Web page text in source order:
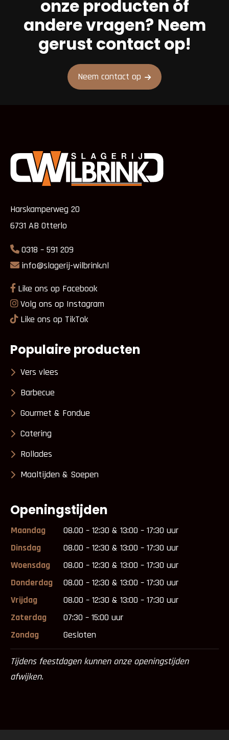
onze producten óf
andere vragen? Neem
gerust contact op!
Neem contact op
Harskamperweg 20
6731 AB Otterlo
0318 – 591 209
info@slagerij-wilbrink.nl
Like ons op Facebook
Volg ons op Instagram
Like ons op TikTok
Populaire producten
Vers vlees
Barbecue
Gourmet & Fondue
Catering
Rollades
Maaltijden & Soepen
Openingstijden
Maandag
08.00 – 12:30 & 13:00 – 17:30 uur
Dinsdag
08.00 – 12:30 & 13:00 – 17:30 uur
Woensdag
08.00 – 12:30 & 13:00 – 17:30 uur
Donderdag
08.00 – 12:30 & 13:00 – 17:30 uur
Vrijdag
08.00 – 12:30 & 13:00 – 17:30 uur
Zaterdag
07:30 – 15:00 uur
Zondag
Gesloten
Tijdens feestdagen kunnen onze openingstijden
afwijken.